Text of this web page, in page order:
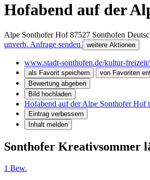
Hofabend auf der
Alpe Sonthofer Hof 87527 Sonthofen
unverb. Anfrage senden
weitere Aktionen
www.stadt-sonthofen.de/kultur-
als Favorit speichern
von Favoriten
Bewertung abgeben
Bild hochladen
Hofabend auf der Alpe Sonthofer Hof
Eintrag verbessern
Inhalt melden
Sonthofer Kreativsommer
1 Bew.